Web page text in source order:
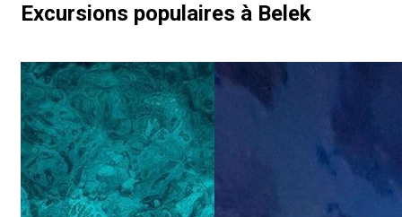
Excursions populaires à Belek